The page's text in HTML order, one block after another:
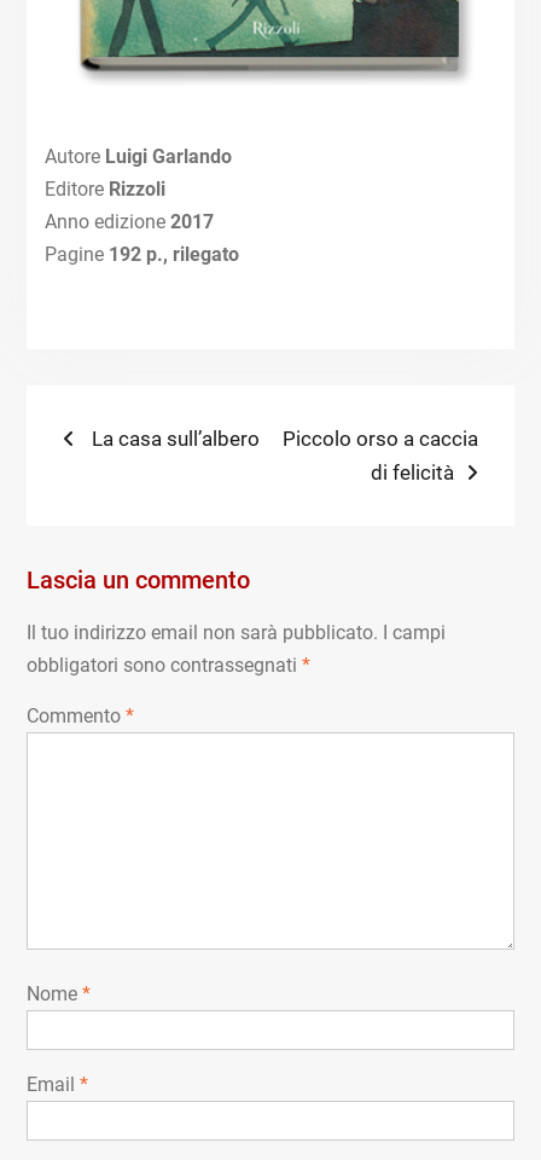
AutoreLuigi Garlando
Editore Rizzoli
Anno edizione 2017
Pagine 192 p., rilegato
Navigazione
Previous
La casa sull’albero
Next
Piccolo orso a caccia
di felicità
Lascia un commento
Il tuo indirizzo email non sarà pubblicato.
I campi
obbligatori sono contrassegnati *
Commento *
Nome *
Email *